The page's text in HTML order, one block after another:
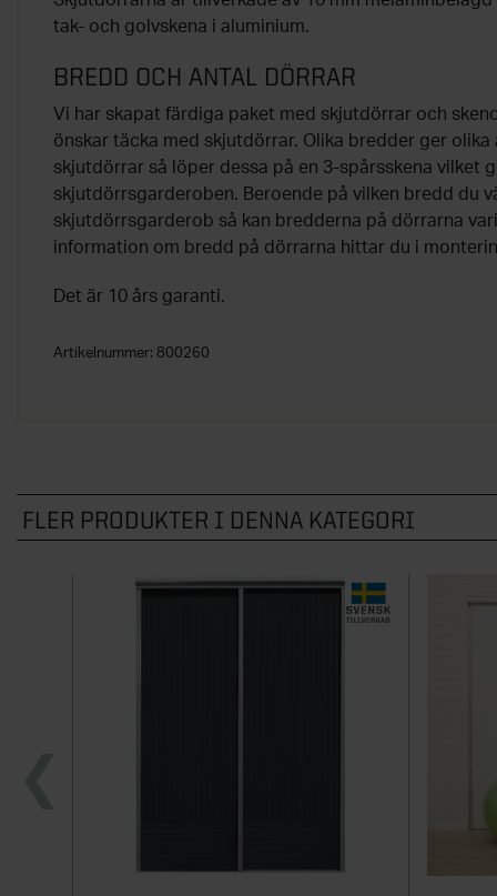
tak- och golvskena i aluminium.
BREDD OCH ANTAL DÖRRAR
Vi har skapat färdiga paket med skjutdörrar och
önskar täcka med skjutdörrar. Olika bredder ger
skjutdörrar så löper dessa på en 3-spårsskena vilket
skjutdörrsgarderoben. Beroende på vilken bredd du
skjutdörrsgarderob så kan bredderna på dörrarna
information om bredd på dörrarna hittar du i
Det är 10 års garanti.
Artikelnummer: 800260
FLER PRODUKTER I DENNA KATEGORI